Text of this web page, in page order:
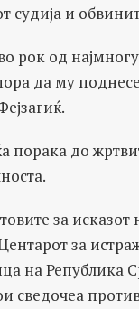
и
рок од
да му
порака до
за
за
на Република
сведочеа